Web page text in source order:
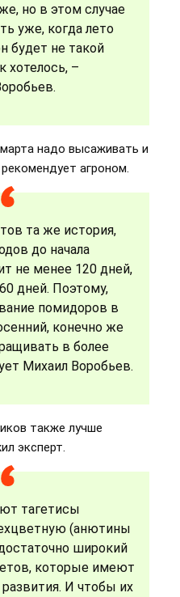
но в этом случае
уже, когда лето
будет не такой
хотелось, –
надо высаживать и
агроном.
та же история,
до начала
не менее 120 дней,
дней. Поэтому,
помидоров в
конечно же
в более
Михаил Воробьев.
также лучше
эксперт.
тагетисы
(анютины
широкий
которые имеют
И чтобы их